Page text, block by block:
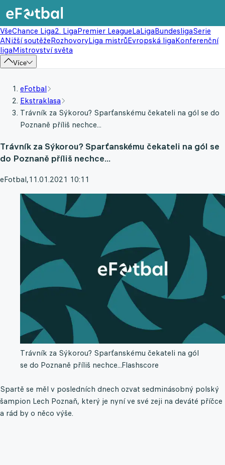
VšeChance Liga2. LigaPremier LeagueLaLigaBundesligaSerie
ANižší soutěžeRozhovoryLiga mistrůEvropská ligaKonferenční
ligaMistrovství světa
Více
eFotbal
Ekstraklasa
Trávník za Sýkorou? Sparťanskému čekateli na gól se do
Poznaně příliš nechce...
Trávník za Sýkorou? Sparťanskému čekateli na gól se
do Poznaně příliš nechce...
eFotbal,11.01.2021 10:11
Trávník za Sýkorou? Sparťanskému čekateli na gól
se do Poznaně příliš nechce...Flashscore
Spartě se měl v posledních dnech ozvat sedminásobný polský
šampion Lech Poznaň, který je nyní ve své zeji na deváté příčce
a rád by o něco výše.